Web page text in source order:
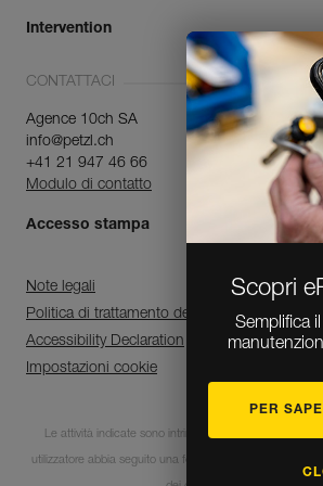
Scopri
Semplifica
Intervention
CONTATTACI
Agence 10ch SA
info@petzl.ch
+41 21 947 46 66
Modulo di contatto
Accesso stampa
Note legali
Politica di trattamento dei dati personali e di
Accessibility Declaration
Impostazioni cookie
Le attività indicate sono intrinsecamente pericolose. È
utilizzatore abbia seguito una formazione e disponga